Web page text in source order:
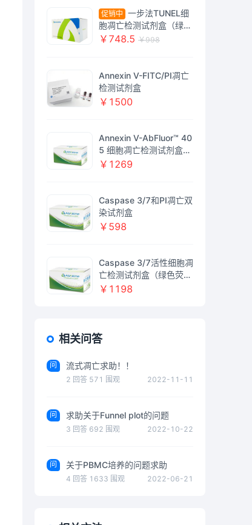
促销中 一步法TUNEL细
胞凋亡检测试剂盒（绿色
荧光）
￥748.5 ￥998
Annexin V-FITC/PI凋亡
检测试剂盒
￥1500
Annexin V-AbFluor™ 40
5 细胞凋亡检测试剂盒
（蓝色荧光）
￥1269
Caspase 3/7和PI凋亡双
染试剂盒
￥598
Caspase 3/7活性细胞凋
亡检测试剂盒（绿色荧
光）
￥1198
相关问答
问 流式凋亡求助！！
2 回答 571 围观 2022-11-11
问 求助关于Funnel plot的问题
3 回答 692 围观 2022-10-22
问 关于PBMC培养的问题求助
4 回答 1633 围观 2022-06-21